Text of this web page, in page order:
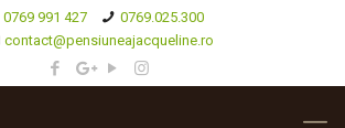
0769 991 427
0769.025.300
contact@pensiuneajacqueline.ro